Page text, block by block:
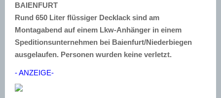
BAIENFURT
Rund 650 Liter flüssiger Decklack sind am
Montagabend auf einem Lkw-Anhänger in einem
Speditionsunternehmen bei Baienfurt/Niederbiegen
ausgelaufen. Personen wurden keine verletzt.
- ANZEIGE-